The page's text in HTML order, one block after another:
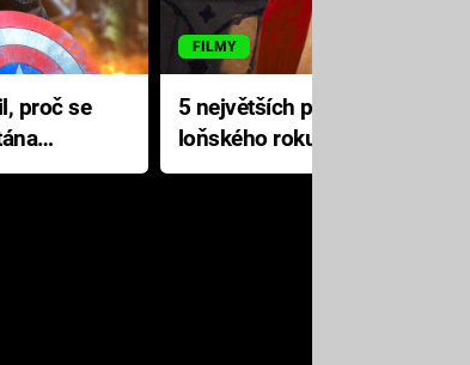
proč se
FILMY
5 největších propadáků
loňského roku: Disney na
jediné katastrofě prodělal 200